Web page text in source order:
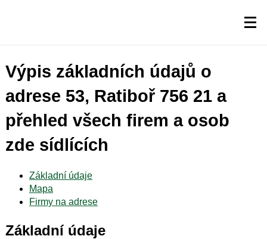
Výpis základních údajů o
adrese 53, Ratiboř 756 21 a
přehled všech firem a osob
zde sídlících
Základní údaje
Mapa
Firmy na adrese
Základní údaje